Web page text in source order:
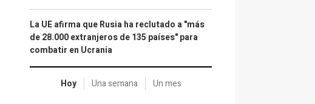
La UE afirma que Rusia ha reclutado a "más
de 28.000 extranjeros de 135 países" para
combatir en Ucrania
Hoy Una semana Un mes